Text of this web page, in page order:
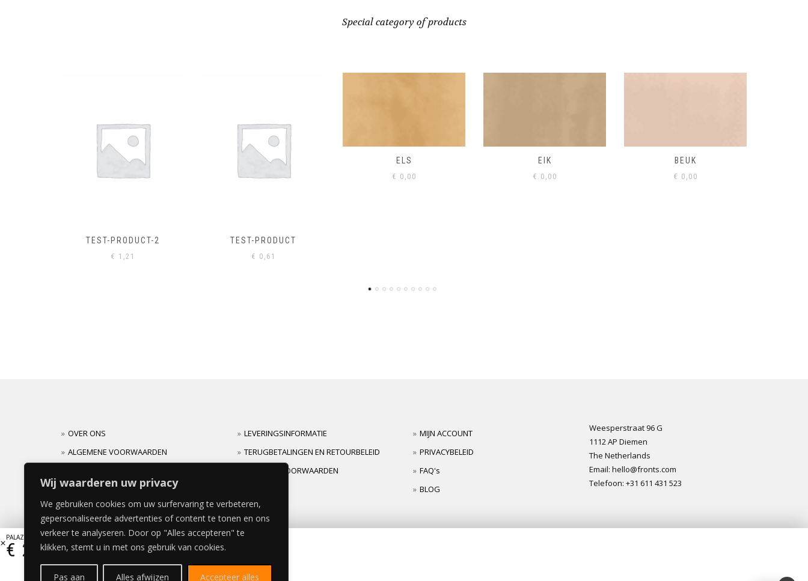
Wij waarderen uw privacy
We gebruiken cookies om uw surfervaring te verbeteren,
gepersonaliseerde advertenties of content te tonen en ons
verkeer te analyseren. Door op "Alles accepteren" te
klikken, stemt u in met ons gebruik van cookies.
Pas aan Alles afwijzen Accepteer alles
Special category of products
TEST-PRODUCT
€ 0,61
ELS
€0,00
EIK
€ 0,00
BEUK
€ 0,00
VISONE
€ 0,00
OVER ONS
ALGEMENE VOORWAARDEN
LEVERINGSINFORMATIE
TERUGBETALINGEN EN RETOURBELEID
GARANTIEVOORWAARDEN
MIJN ACCOUNT
PRIVACYBELEID
FAQ's
BLOG
Weesperstraat 96 G
1112 AP Diemen
The Netherlands
Email: hello@fronts.com
Telefoon: +31 611 431 523
PALAZZO DEUR 40x180cm
€ 260,15